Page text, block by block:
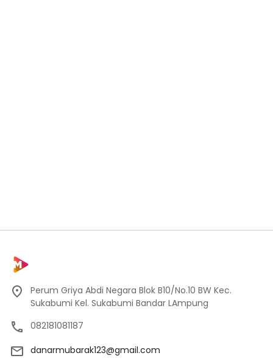
Perum Griya Abdi Negara Blok B10/No.10 BW Kec.
Sukabumi Kel. Sukabumi Bandar LAmpung
082181081187
danarmubarak123@gmail.com